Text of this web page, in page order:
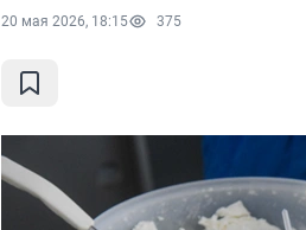
20 мая 2026, 18:15 375